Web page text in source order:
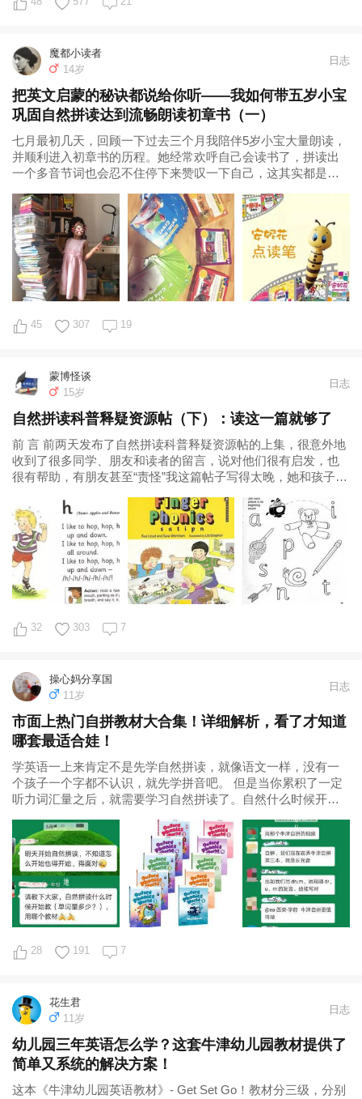
魔都小读者
14岁
日志
把英文启蒙的秘诀都说给你听——我如何带五岁小宝
巩固自然拼读达到流畅朗读初章书（一）
七月最初几天，回顾一下过去三个月我陪伴5岁小宝大量朗读，
并顺利进入初章书的历程。她经常欢呼自己会读书了，拼读出
一个多音节词也会忍不住停下来赞叹一下自己，这其实都是自
45 307 19
蒙博怪谈
15岁
日志
自然拼读科普释疑资源帖（下）：读这一篇就够了
前 言 前两天发布了自然拼读科普释疑资源帖的上集，很意外地
收到了很多同学、朋友和读者的留言，说对他们很有启发，也
很有帮助，有朋友甚至“责怪”我这篇帖子写得太晚，她和孩子都
32 303 7
操心妈分享国
11岁
日志
市面上热门自拼教材大合集！详细解析，看了才知道
哪套最适合娃！
学英语一上来肯定不是先学自然拼读，就像语文一样，没有一
个孩子一个字都不认识，就先学拼音吧。 但是当你累积了一定
听力词汇量之后，就需要学习自然拼读了。自然什么时候开
28 191 7
花生君
11岁
日志
幼儿园三年英语怎么学？这套牛津幼儿园教材提供了
简单又系统的解决方案！
这本《牛津幼儿园英语教材》- Get Set Go！教材分三级，分别